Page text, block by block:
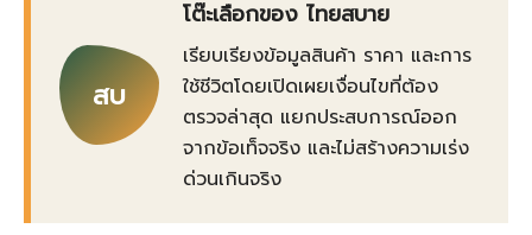
สบ
โต๊ะเลือกของ ไทยสบาย
เรียบเรียงข้อมูลสินค้า ราคา และการ
ใช้ชีวิตโดยเปิดเผยเงื่อนไขที่ต้อง
ตรวจล่าสุด แยกประสบการณ์ออก
จากข้อเท็จจริง และไม่สร้างความเร่ง
ด่วนเกินจริง